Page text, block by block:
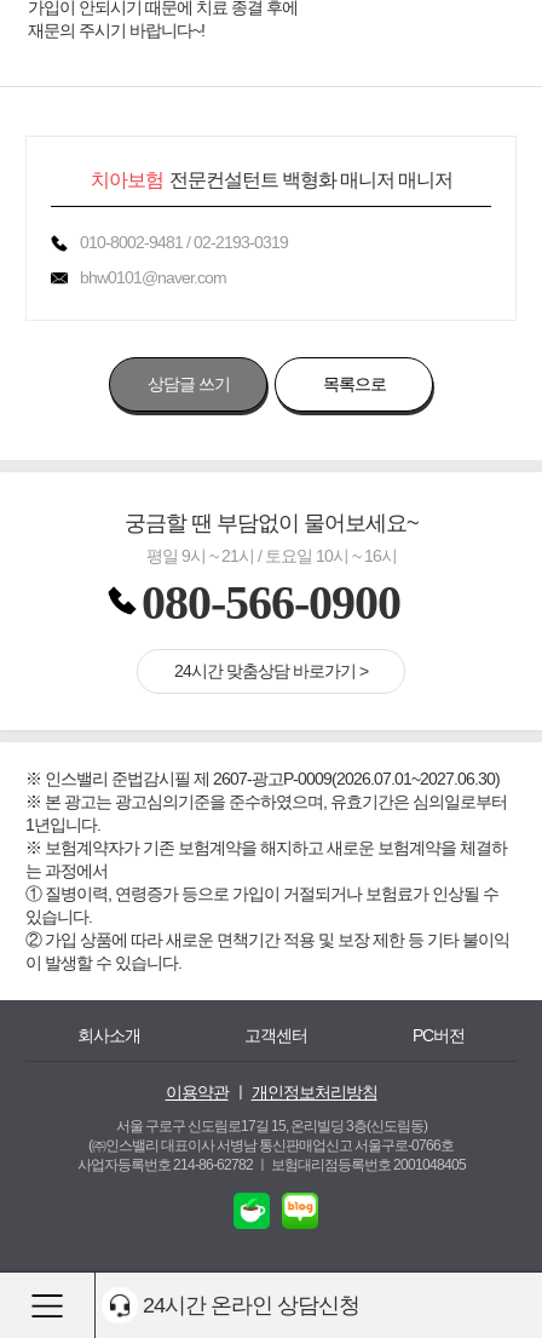
가입이 안되시기 때문에 치료 종결 후에
재문의 주시기 바랍니다~!
치아보험 전문컨설턴트 백형화 매니저 매니저
010-8002-9481 / 02-2193-0319
bhw0101@naver.com
상담글 쓰기 목록으로
궁금할 땐 부담없이 물어보세요~
평일 9시 ~ 21시 / 토요일 10시 ~ 16시
080-566-0900
24시간 맞춤상담 바로가기 >
※ 인스밸리 준법감시필 제 2607-광고P-0009(2026.07.01~2027.06.30)
※ 본 광고는 광고심의기준을 준수하였으며, 유효기간은 심의일로부터
1년입니다.
※ 보험계약자가 기존 보험계약을 해지하고 새로운 보험계약을 체결하
는 과정에서
① 질병이력, 연령증가 등으로 가입이 거절되거나 보험료가 인상될 수
있습니다.
② 가입 상품에 따라 새로운 면책기간 적용 및 보장 제한 등 기타 불이익
이 발생할 수 있습니다.
회사소개 고객센터 PC버전
이용약관ㅣ 개인정보처리방침
서울 구로구 신도림로17길 15, 온리빌딩 3층(신도림동)
(㈜인스밸리 대표이사 서병남 통신판매업신고 서울구로-0766호
사업자등록번호 214-86-62782 ㅣ
보험대리점등록번호 2001048405
24시간 온라인 상담신청